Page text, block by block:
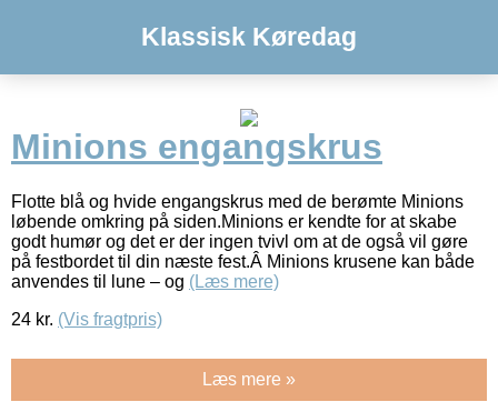
Klassisk Køredag
Minions engangskrus
Flotte blå og hvide engangskrus med de berømte Minions
løbende omkring på siden.Minions er kendte for at skabe
godt humør og det er der ingen tvivl om at de også vil gøre
på festbordet til din næste fest.Â Minions krusene kan både
anvendes til lune – og (Læs mere)
24 kr. (Vis fragtpris)
Læs mere »